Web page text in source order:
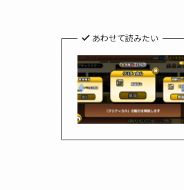
あわせて読みたい